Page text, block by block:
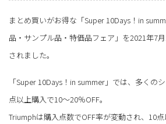
まとめ買いがお得な「Super 10Days！in
品・サンプル品・特価品フェア」を2021年7
されました。
「Super 10Days！in summer」では、多くの
点以上購入で10～20％OFF。
Triumphは購入点数でOFF率が変動され、10